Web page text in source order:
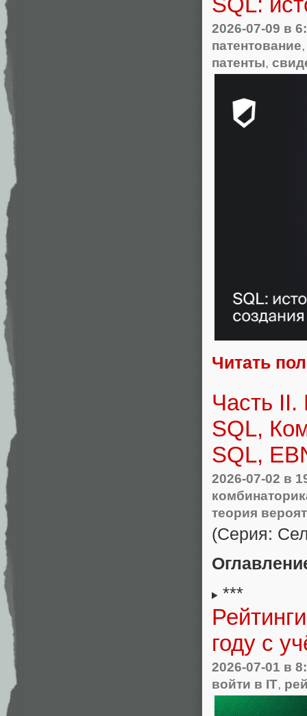
2026-07-09 в
патентование
патенты,
Читать
Часть II.
SQL,
SQL,
2026-07-02 в
теория
(Серия:
***
году с
2026-07-01 в
войти в IT,